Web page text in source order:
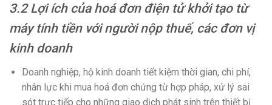
3.2 Lợi ích của hoá đơn điện tử khởi tạo từ
máy tính tiền với người nộp thuế, các đơn vị
kinh doanh
Doanh nghiệp, hộ kinh doanh tiết kiệm thời gian, chi phí,
nhân lực khi mua hoá đơn chứng từ hợp pháp, xử lý sai
sót trực tiếp cho những giao dịch phát sinh trên thiết bị